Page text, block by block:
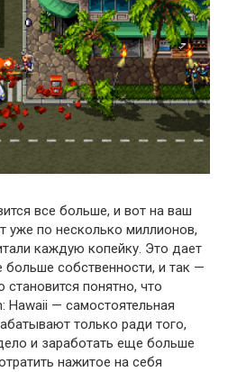
все больше, и вот на ваш
уже по несколько миллионов,
каждую копейку. Это дает
собственности, и так —
понятно, что
Hawaii — самостоятельная
только ради того,
и заработать еще больше
нажитое на себя